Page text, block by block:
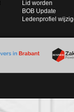
Lid worden
BOB Update
Ledenprofiel